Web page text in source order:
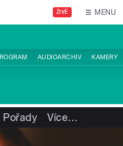
ŽIVĚ MENU
AUDIOARCHIV KAMERY
Pořady Více…